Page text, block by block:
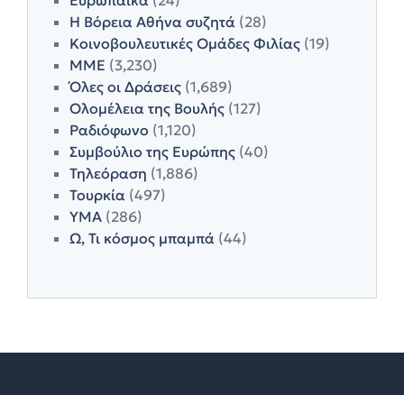
Η Βόρεια Αθήνα συζητά (28)
Κοινοβουλευτικές Ομάδες Φιλίας (19)
ΜΜΕ (3,230)
Όλες οι Δράσεις (1,689)
Ολομέλεια της Βουλής (127)
Ραδιόφωνο (1,120)
Συμβούλιο της Ευρώπης (40)
Τηλεόραση (1,886)
Τουρκία (497)
ΥΜΑ (286)
Ω, Τι κόσμος μπαμπά (44)